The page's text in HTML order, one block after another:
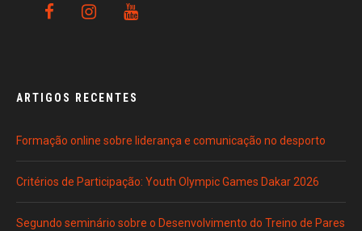
ARTIGOS RECENTES
Formação online sobre liderança e comunicação no desporto
Critérios de Participação: Youth Olympic Games Dakar 2026
Segundo seminário sobre o Desenvolvimento do Treino de Pares